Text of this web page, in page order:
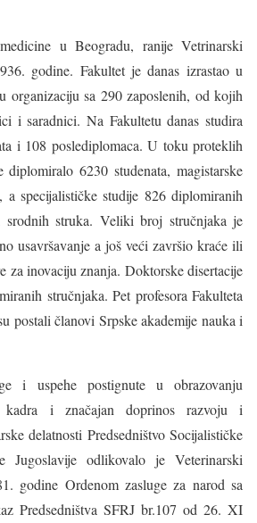
u Beogradu, ranije Vetrinarski
godine. Fakultet je danas izrastao u
organizaciju sa 290 zaposlenih, od kojih
i saradnici. Na Fakultetu danas studira
i 108 poslediplomaca. U toku proteklih
6230 studenata, magistarske
specijalističke studije 826 diplomiranih
srodnih struka. Veliki broj stručnjaka je
usavršavanje a još veći završio kraće ili
za inovaciju znanja. Doktorske disertacije
stručnjaka. Pet profesora Fakulteta
postali članovi Srpske akademije nauka i
i uspehe postignute u obrazovanju
i značajan doprinos razvoju i
delatnosti Predsedništvo Socijalističke
Jugoslavije odlikovalo je Veterinarski
godine Ordenom zasluge za narod sa
Predsedništva SFRJ br.107 od 26. XI